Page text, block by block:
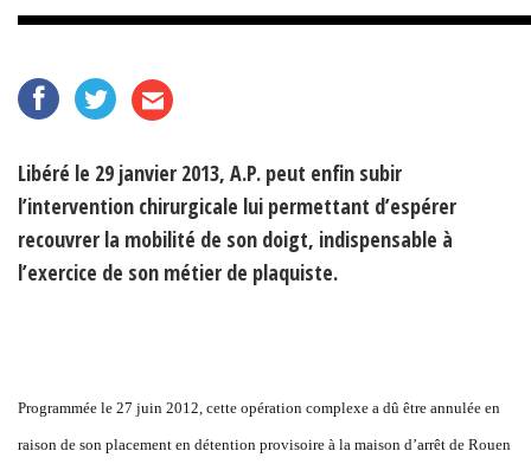
Libéré le 29 janvier 2013, A.P. peut enfin subir
l’intervention chirurgicale lui permettant d’espérer
recouvrer la mobilité de son doigt, indispensable à
l’exercice de son métier de plaquiste.
Programmée le 27 juin 2012, cette opération complexe a dû être annulée en
raison de son placement en détention provisoire à la maison d’arrêt de Rouen